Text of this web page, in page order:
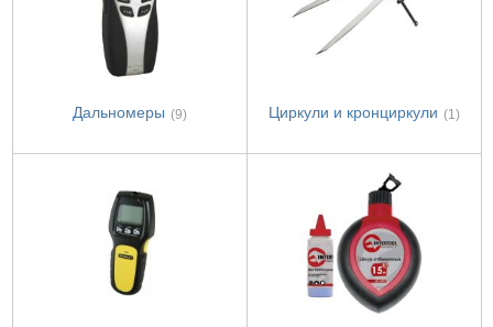
Дальномеры (9) Циркули и кронциркули (1)